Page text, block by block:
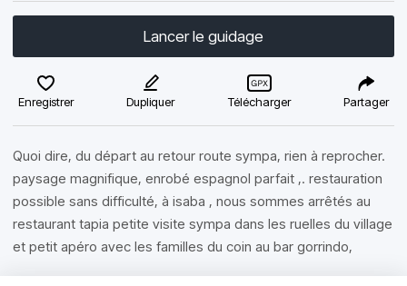
Lancer le guidage
Enregistrer Dupliquer Télécharger Partager
Quoi dire, du départ au retour route sympa, rien à reprocher.
paysage magnifique, enrobé espagnol parfait ,. restauration
possible sans difficulté, à isaba , nous sommes arrêtés au
restaurant tapia petite visite sympa dans les ruelles du village
et petit apéro avec les familles du coin au bar gorrindo,